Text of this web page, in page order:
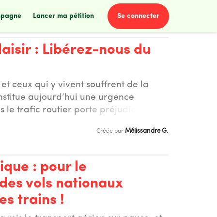
lancer ma pétition se connecter
: Libérez-nous du
ceux qui y vivent souffrent de la
aujourd’hui une urgence
le trafic routier porte préjudice aux
aux Clayes-sous-bois en vélo) et la
Beynes). De plus en tant que
une responsabilité toute
les émissions de polluants
pour la santé doit absolument être
Créée par Mélissandre G.
: pour le
vols nationaux
trains !